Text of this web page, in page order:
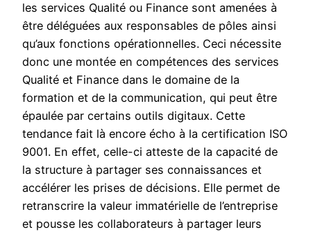
les services Qualité ou Finance sont amenées à
être déléguées aux responsables de pôles ainsi
qu’aux fonctions opérationnelles. Ceci nécessite
donc une montée en compétences des services
Qualité et Finance dans le domaine de la
formation et de la communication, qui peut être
épaulée par certains outils digitaux. Cette
tendance fait là encore écho à la certification ISO
9001. En effet, celle-ci atteste de la capacité de
la structure à partager ses connaissances et
accélérer les prises de décisions. Elle permet de
retranscrire la valeur immatérielle de l’entreprise
et pousse les collaborateurs à partager leurs